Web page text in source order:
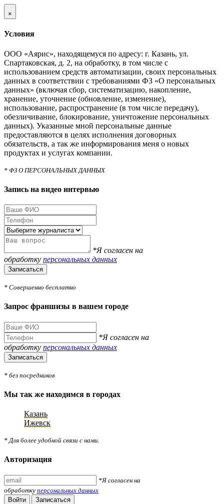
×
Условия
ООО «Аярис», находящемуся по адресу: г. Казань, ул.
Спартаковская, д. 2, на обработку, в том числе с
использованием средств автоматизации, своих персональных
данных в соответствии с требованиями ФЗ «О персональных
данных» (включая сбор, систематизацию, накопление,
хранение, уточнение (обновление, изменение),
использование, распространение (в том числе передачу),
обезличивание, блокирование, уничтожение персональных
данных). Указанные мной персональные данные
предоставляются в целях исполнения договорных
обязательств, а так же информирования меня о новых
продуктах и услугах компании.
* ФЗ О ПЕРСОНАЛЬНЫХ ДАННЫХ
Запись на видео интервью
*Я согласен на
обработку персональных данных
Записаться
* Совершенно бесплатно
Запрос франшизы в вашем городе
*Я согласен на
обработку персональных данных
Записаться
* без посредников
Мы так же находимся в городах
Казань
Ижевск
* Для более удобной связи с нами.
Авторизация
*Я согласен на
обработку персональных данных
Войти
Записаться